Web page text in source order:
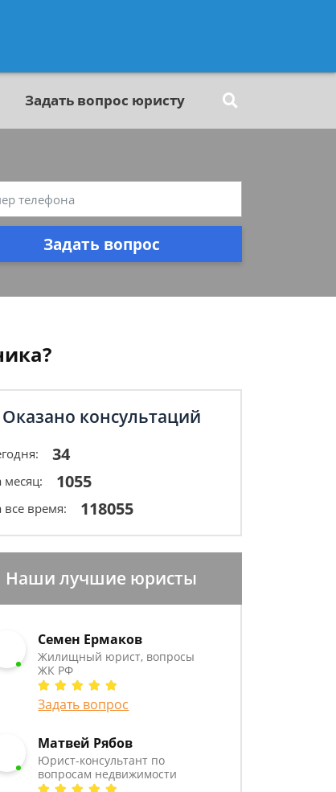
Задать вопрос юристу
Задать вопрос
Оказано консультаций
34
месяц: 1055
все время: 118055
Наши лучшие юристы
Семен Ермаков
Жилищный юрист, вопросы
ЖК РФ
Задать вопрос
Матвей Рябов
Юрист-консультант по
вопросам недвижимости